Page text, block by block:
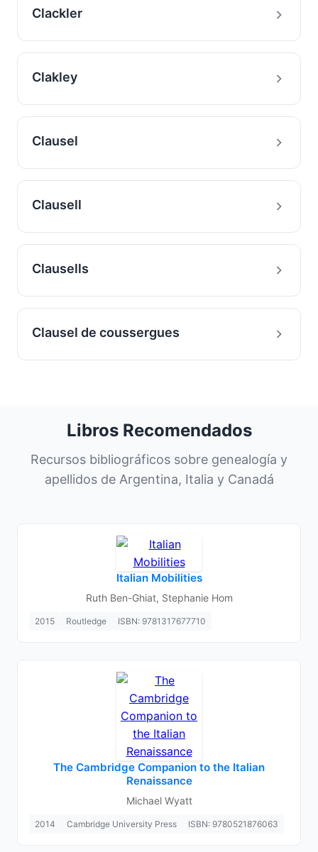
Clackler
Clakley
Clausel
Clausell
Clausells
Clausel de coussergues
Libros Recomendados
Recursos bibliográficos sobre genealogía y
apellidos de Argentina, Italia y Canadá
Italian Mobilities
Ruth Ben-Ghiat, Stephanie Hom
2015 Routledge ISBN: 9781317677710
The Cambridge Companion to the Italian
Renaissance
Michael Wyatt
2014 Cambridge University Press ISBN: 9780521876063